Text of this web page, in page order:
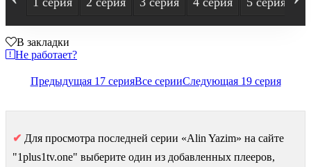
В закладки
Не работает?
Предыдущая 17 серияВсе серииСледующая 19 серия
✔ Для просмотра последней серии «Alin Yazim» на сайте
"1plus1tv.one" выберите один из добавленных плееров,